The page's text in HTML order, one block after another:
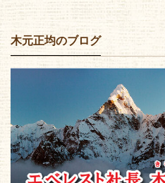
木元正均のブログ